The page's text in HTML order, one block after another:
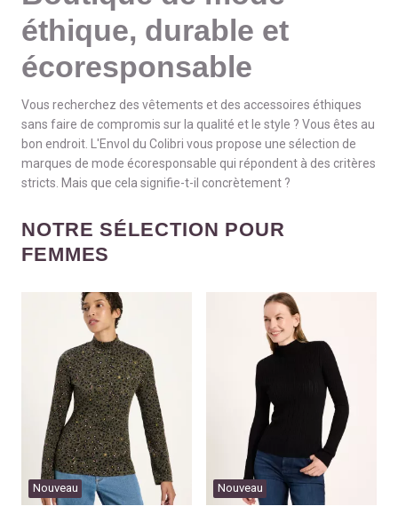
éthique, durable et
écoresponsable
Vous recherchez des vêtements et des accessoires éthiques
sans faire de compromis sur la qualité et le style ? Vous êtes au
bon endroit. L'Envol du Colibri vous propose une sélection de
marques de mode écoresponsable qui répondent à des critères
stricts. Mais que cela signifie-t-il concrètement ?
NOTRE SÉLECTION POUR
FEMMES
Nouveau Nouveau